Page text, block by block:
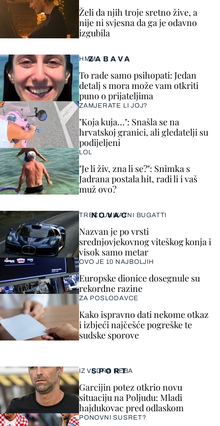
ZABAVA
HMM…
To rade samo psihopati: Jedan
detalj s mora može vam otkriti
puno o prijateljima
ZAMJERATE LI JOJ?
"Koja kuja…": Snašla se na
hrvatskoj granici, ali gledatelji su
podijeljeni
LOL
"Je li živ, zna li se?": Snimka s
Jadrana postala hit, radi li i vaš
muž ovo?
SPORT
IZ VEDRA NEBA
Garcijin potez otkrio novu
situaciju na Poljudu: Mladi
hajdukovac pred odlaskom
PONOVNI SUSRET?
Želi da njih troje sretno žive, a
nije ni svjesna da ga je odavno
izgubila
NOVAC
TREĆI UNIKATNI BUGATTI
Nazvan je po vrsti
srednjovjekovnog viteškog konja i
visok samo metar
OVO JE 10 NAJBOLJIH
Europske dionice dosegnule su
rekordne razine
ZA POSLODAVCE
Kako ispravno dati nekome otkaz
i izbjeći najčešće pogreške te
sudske sporove